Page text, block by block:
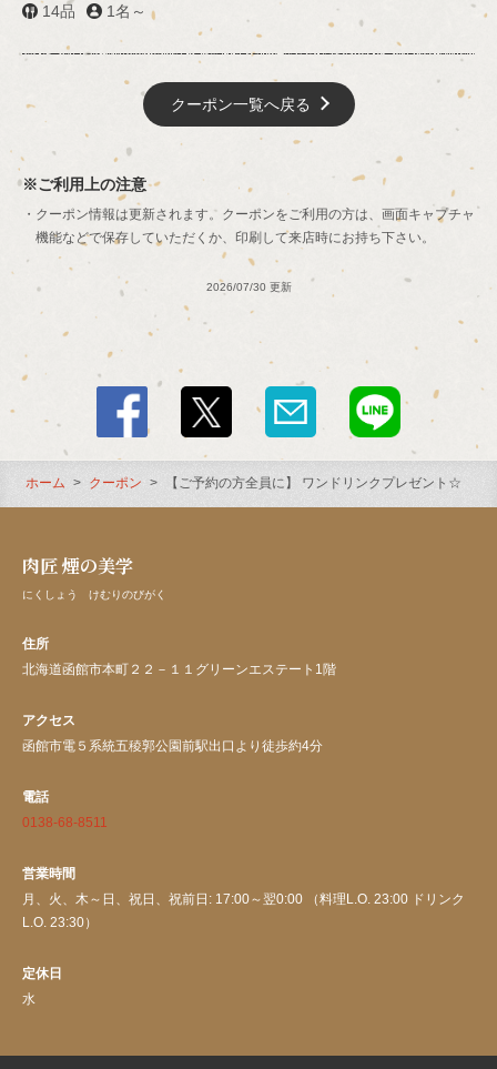
14品 1名～
クーポン一覧へ戻る
ご利用上の注意
クーポン情報は更新されます。クーポンをご利用の方は、画面キャプチャ
機能などで保存していただくか、印刷して来店時にお持ち下さい。
2026/07/30 更新
ホーム クーポン 【ご予約の方全員に】 ワンドリンクプレゼント☆
肉匠 煙の美学
にくしょう けむりのびがく
住所
北海道函館市本町２２－１１グリーンエステート1階
アクセス
函館市電５系統五稜郭公園前駅出口より徒歩約4分
電話
0138-68-8511
営業時間
月、火、木～日、祝日、祝前日: 17:00～翌0:00 （料理L.O. 23:00 ドリンク
L.O. 23:30）
定休日
水
閉じる